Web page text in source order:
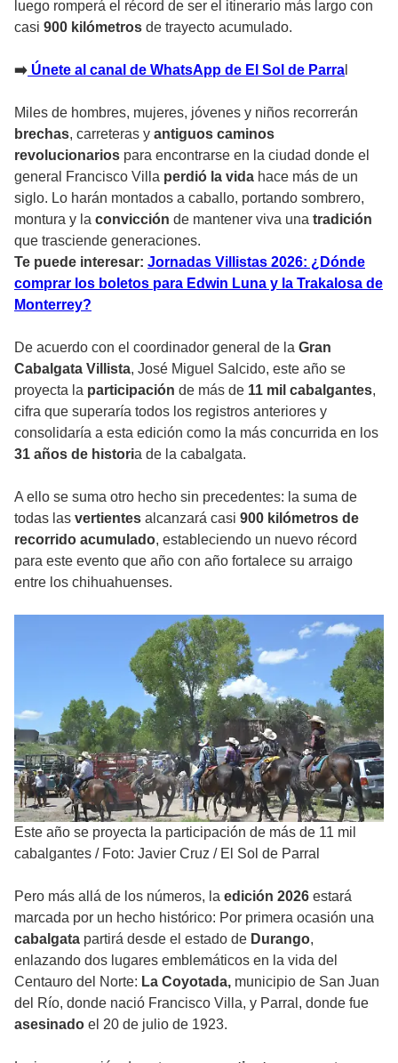
luego romperá el récord de ser el itinerario más largo con
casi 900 kilómetros de trayecto acumulado.
➡️ Únete al canal de WhatsApp de El Sol de Parra
Miles de hombres, mujeres, jóvenes y niños recorrerán
brechas, carreteras y antiguos caminos
revolucionarios para encontrarse en la ciudad donde el
general Francisco Villa perdió la vida hace más de un
siglo. Lo harán montados a caballo, portando sombrero,
montura y la convicción de mantener viva una tradición
que trasciende generaciones.
Te puede interesar: Jornadas Villistas 2026: ¿Dónde
comprar los boletos para Edwin Luna y la Trakalosa de
Monterrey?
De acuerdo con el coordinador general de la Gran
Cabalgata Villista, José Miguel Salcido, este año se
proyecta la participación de más de 11 mil cabalgantes,
cifra que superaría todos los registros anteriores y
consolidaría a esta edición como la más concurrida en los
31 años de historia de la cabalgata.
A ello se suma otro hecho sin precedentes: la suma de
todas las vertientes alcanzará casi 900 kilómetros de
recorrido acumulado, estableciendo un nuevo récord
para este evento que año con año fortalece su arraigo
entre los chihuahuenses.
Este año se proyecta la participación de más de 11 mil
cabalgantes / Foto: Javier Cruz / El Sol de Parral
Pero más allá de los números, la edición 2026 estará
marcada por un hecho histórico: Por primera ocasión una
cabalgata partirá desde el estado de Durango,
enlazando dos lugares emblemáticos en la vida del
Centauro del Norte: La Coyotada, municipio de San Juan
del Río, donde nació Francisco Villa, y Parral, donde fue
asesinado el 20 de julio de 1923.